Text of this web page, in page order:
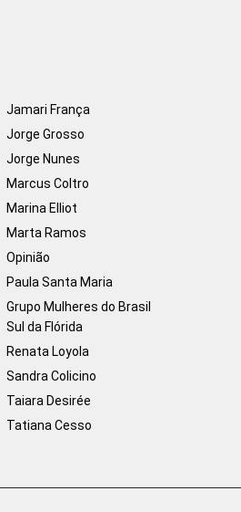
Jamari França
Jorge Grosso
Jorge Nunes
Marcus Coltro
Marina Elliot
Marta Ramos
Opinião
Paula Santa Maria
Grupo Mulheres do Brasil
Sul da Flórida
Renata Loyola
Sandra Colicino
Taiara Desirée
Tatiana Cesso